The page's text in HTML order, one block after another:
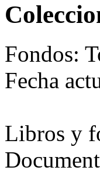
Fondos:
Fecha
Libros y